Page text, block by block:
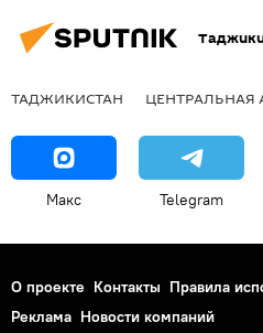
ТАДЖИКИСТАН ЦЕНТРАЛЬНАЯ
Макс Telegram
О проекте Контакты Правила
Реклама Новости компаний